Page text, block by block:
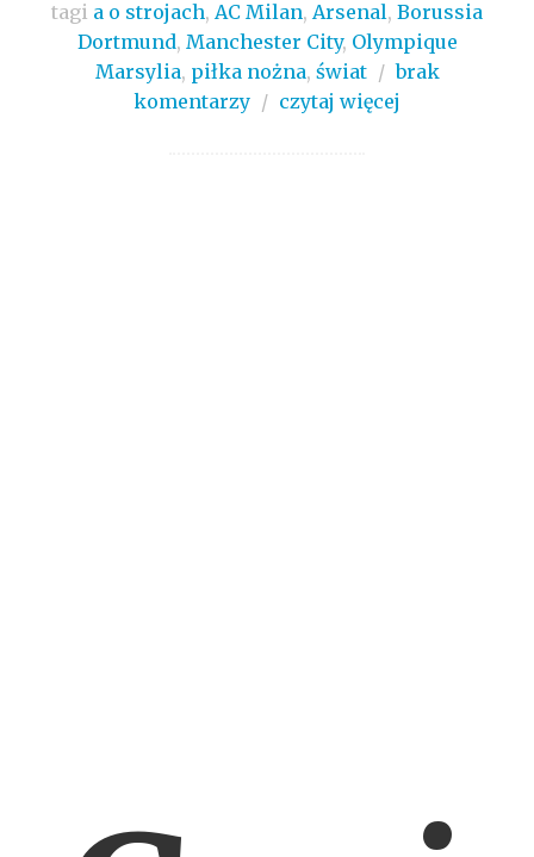
tagi a o strojach, AC Milan, Arsenal, Borussia
Dortmund, Manchester City, Olympique
Marsylia, piłka nożna, świat / brak
komentarzy / czytaj więcej